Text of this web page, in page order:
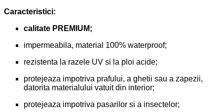
Caracteristici:
calitate PREMIUM;
impermeabila, material 100% waterproof;
rezistenta la razele UV si la ploi acide;
protejeaza impotriva prafului, a ghetii sau a zapezii,
datorita materialului vatuit din interior;
protejeaza impotriva pasarilor si a insectelor;